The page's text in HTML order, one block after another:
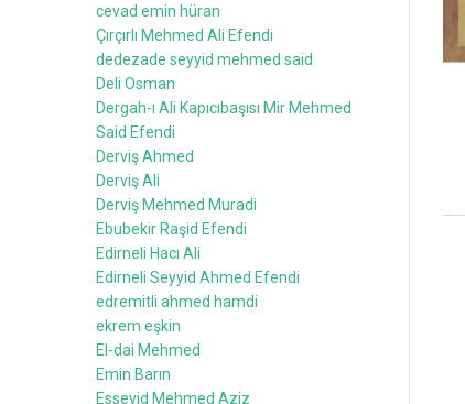
cevad emin hüran
Çırçırlı Mehmed Ali Efendi
dedezade seyyid mehmed said
Deli Osman
Dergah-ı Ali Kapıcıbaşısı Mir Mehmed
Said Efendi
Derviş Ahmed
Derviş Ali
Derviş Mehmed Muradi
Ebubekir Raşid Efendi
Edirneli Hacı Ali
Edirneli Seyyid Ahmed Efendi
edremitli ahmed hamdi
ekrem eşkin
El-dai Mehmed
Emin Barın
Esseyid Mehmed Aziz